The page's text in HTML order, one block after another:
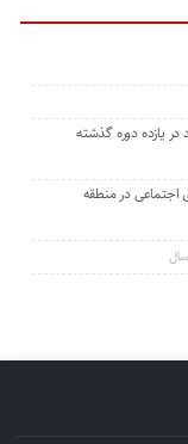
یازده دوره گذشته
اجتماعی در منطقه